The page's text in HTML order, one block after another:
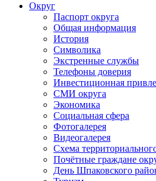
Округ
Паспорт округа
Общая информация
История
Символика
Экстренные службы
Телефоны доверия
Инвестиционная
СМИ округа
Экономика
Социальная сфера
Фотогалерея
Видеогалерея
Схема
Почётные граждане
День Шпаковского